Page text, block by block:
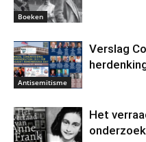
Boeken
Antisemitisme
Verslag
Het